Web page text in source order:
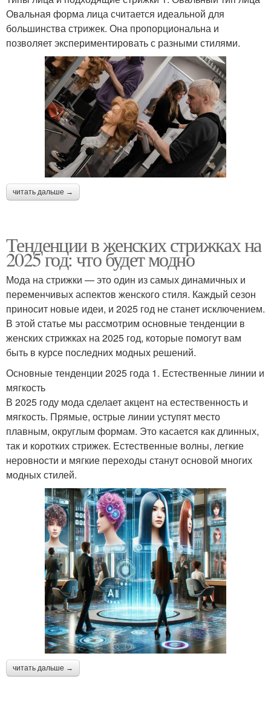
Овальная форма лица считается идеальной для
большинства стрижек. Она пропорциональна и
позволяет экспериментировать с разными стилями.
читать дальше →
Тенденции в женских стрижках на
2025 год: что будет модно
Мода на стрижки — это один из самых динамичных и
переменчивых аспектов женского стиля. Каждый сезон
приносит новые идеи, и 2025 год не станет исключением.
В этой статье мы рассмотрим основные тенденции в
женских стрижках на 2025 год, которые помогут вам
быть в курсе последних модных решений.
Основные тенденции 2025 года 1. Естественные линии и
мягкость
В 2025 году мода сделает акцент на естественность и
мягкость. Прямые, острые линии уступят место
плавным, округлым формам. Это касается как длинных,
так и коротких стрижек. Естественные волны, легкие
неровности и мягкие переходы станут основой многих
модных стилей.
читать дальше →